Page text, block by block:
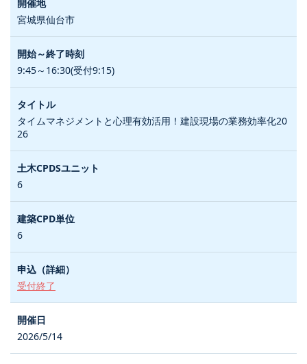
宮城県仙台市
9:45～16:30(受付9:15)
タイムマネジメントと心理有効活用！建設現場の業務効率化20
26
6
6
受付終了
2026/5/14